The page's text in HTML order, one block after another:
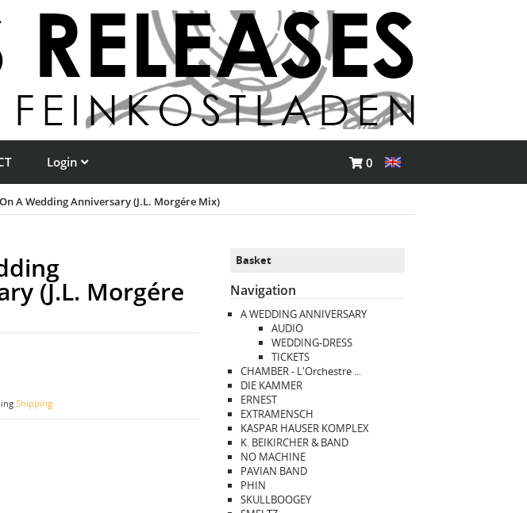
Login 0
On A Wedding Anniversary (J.L. Morgére Mix)
(J.L. Morgére
Shipping
Basket
Navigation
A WEDDING ANNIVERSARY
AUDIO
WEDDING-DRESS
TICKETS
CHAMBER - L'Orchestre ...
DIE KAMMER
ERNEST
EXTRAMENSCH
KASPAR HAUSER KOMPLEX
K. BEIKIRCHER & BAND
NO MACHINE
PAVIAN BAND
PHIN
SKULLBOOGEY